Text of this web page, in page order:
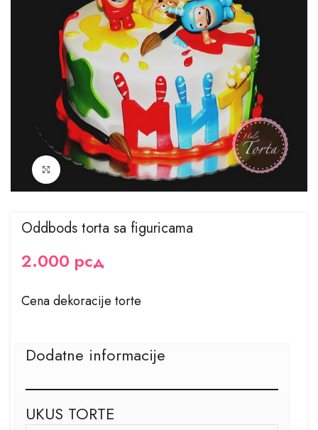
Kliknite za uvećanje
Oddbods torta sa figuricama
2.000 рсд
Cena dekoracije torte
Dodatne informacije
UKUS TORTE